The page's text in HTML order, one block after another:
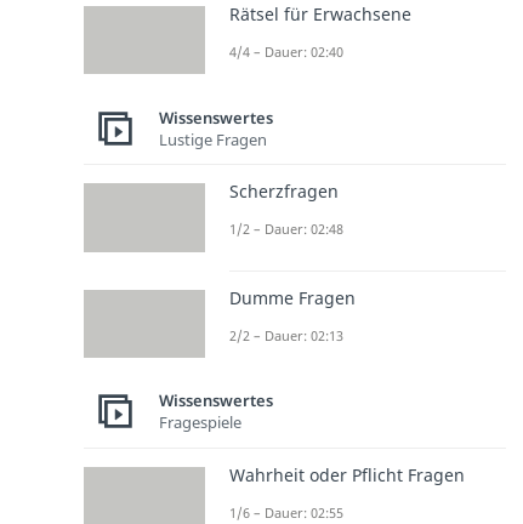
Rätsel für Erwachsene
4/4 – Dauer: 02:40
Wissenswertes
Lustige Fragen
Scherzfragen
1/2 – Dauer: 02:48
Dumme Fragen
2/2 – Dauer: 02:13
Wissenswertes
Fragespiele
Wahrheit oder Pflicht Fragen
1/6 – Dauer: 02:55